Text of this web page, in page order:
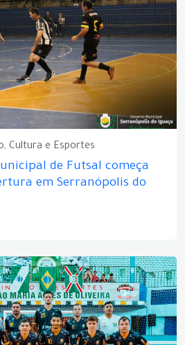
Cultura e Esportes
de Futsal começa
em Serranópolis do